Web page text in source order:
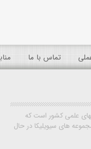
تماس با ما
علمی کشور است که
های سیویلیکا در حال